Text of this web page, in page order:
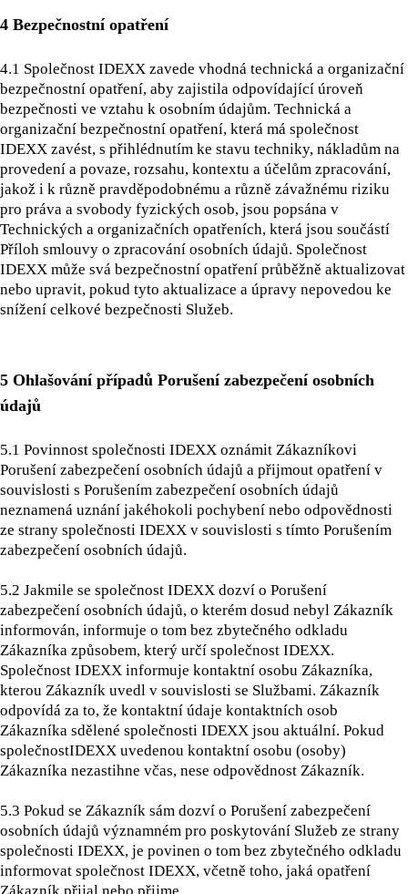
4 Bezpečnostní opatření
4.1 Společnost IDEXX zavede vhodná technická a organizační
bezpečnostní opatření, aby zajistila odpovídající úroveň
bezpečnosti ve vztahu k osobním údajům. Technická a
organizační bezpečnostní opatření, která má společnost
IDEXX zavést, s přihlédnutím ke stavu techniky, nákladům na
provedení a povaze, rozsahu, kontextu a účelům zpracování,
jakož i k různě pravděpodobnému a různě závažnému riziku
pro práva a svobody fyzických osob, jsou popsána v
Technických a organizačních opatřeních, která jsou součástí
Příloh smlouvy o zpracování osobních údajů. Společnost
IDEXX může svá bezpečnostní opatření průběžně aktualizovat
nebo upravit, pokud tyto aktualizace a úpravy nepovedou ke
snížení celkové bezpečnosti Služeb.
5 Ohlašování případů Porušení zabezpečení osobních
údajů
5.1 Povinnost společnosti IDEXX oznámit Zákazníkovi
Porušení zabezpečení osobních údajů a přijmout opatření v
souvislosti s Porušením zabezpečení osobních údajů
neznamená uznání jakéhokoli pochybení nebo odpovědnosti
ze strany společnosti IDEXX v souvislosti s tímto Porušením
zabezpečení osobních údajů.
5.2 Jakmile se společnost IDEXX dozví o Porušení
zabezpečení osobních údajů, o kterém dosud nebyl Zákazník
informován, informuje o tom bez zbytečného odkladu
Zákazníka způsobem, který určí společnost IDEXX.
Společnost IDEXX informuje kontaktní osobu Zákazníka,
kterou Zákazník uvedl v souvislosti se Službami. Zákazník
odpovídá za to, že kontaktní údaje kontaktních osob
Zákazníka sdělené společnosti IDEXX jsou aktuální. Pokud
společnostIDEXX uvedenou kontaktní osobu (osoby)
Zákazníka nezastihne včas, nese odpovědnost Zákazník.
5.3 Pokud se Zákazník sám dozví o Porušení zabezpečení
osobních údajů významném pro poskytování Služeb ze strany
společnosti IDEXX, je povinen o tom bez zbytečného odkladu
informovat společnost IDEXX, včetně toho, jaká opatření